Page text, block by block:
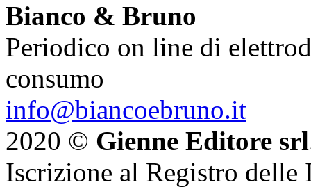
Bianco & Bruno
Periodico on line di
consumo
info@biancoebruno.it
2020 © Gienne Editore srl
Iscrizione al Registro delle